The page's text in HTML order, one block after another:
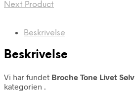
Next Product
Beskrivelse
Beskrivelse
Vi har fundet Broche Tone Livet Sølv
kategorien .